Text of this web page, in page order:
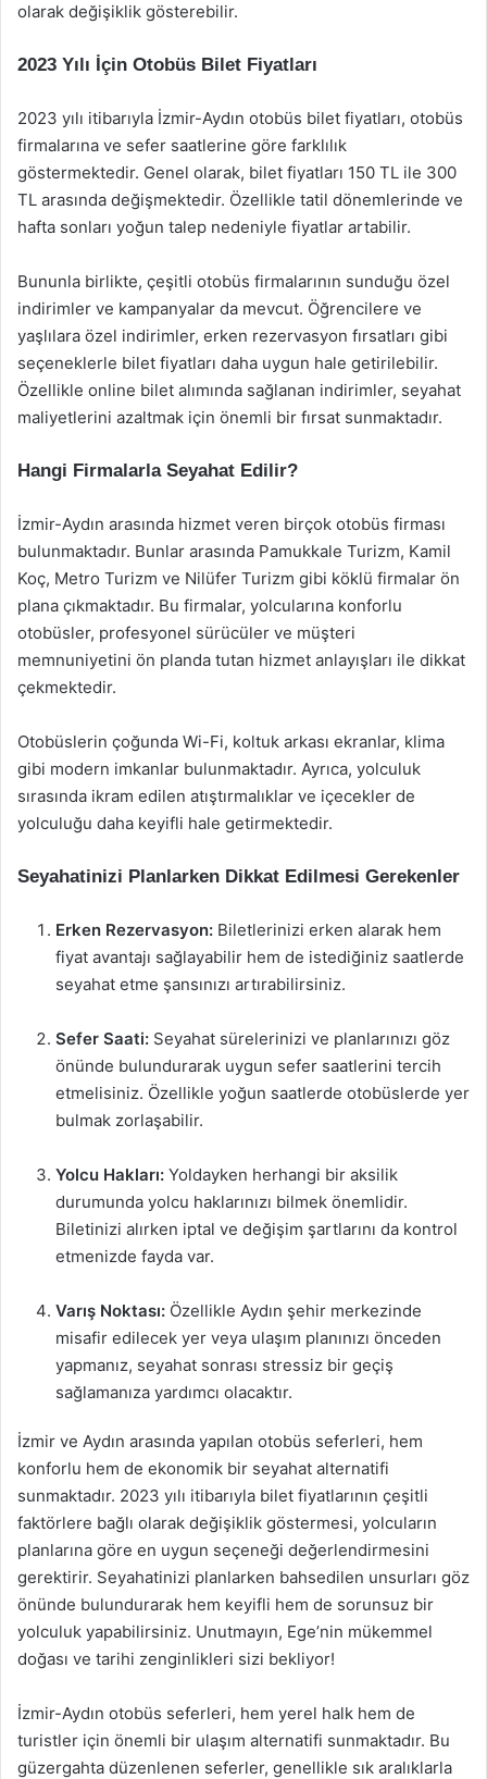
olarak değişiklik gösterebilir.
2023 Yılı İçin Otobüs Bilet Fiyatları
2023 yılı itibarıyla İzmir-Aydın otobüs bilet fiyatları, otobüs
firmalarına ve sefer saatlerine göre farklılık
göstermektedir. Genel olarak, bilet fiyatları 150 TL ile 300
TL arasında değişmektedir. Özellikle tatil dönemlerinde ve
hafta sonları yoğun talep nedeniyle fiyatlar artabilir.
Bununla birlikte, çeşitli otobüs firmalarının sunduğu özel
indirimler ve kampanyalar da mevcut. Öğrencilere ve
yaşlılara özel indirimler, erken rezervasyon fırsatları gibi
seçeneklerle bilet fiyatları daha uygun hale getirilebilir.
Özellikle online bilet alımında sağlanan indirimler, seyahat
maliyetlerini azaltmak için önemli bir fırsat sunmaktadır.
Hangi Firmalarla Seyahat Edilir?
İzmir-Aydın arasında hizmet veren birçok otobüs firması
bulunmaktadır. Bunlar arasında Pamukkale Turizm, Kamil
Koç, Metro Turizm ve Nilüfer Turizm gibi köklü firmalar ön
plana çıkmaktadır. Bu firmalar, yolcularına konforlu
otobüsler, profesyonel sürücüler ve müşteri
memnuniyetini ön planda tutan hizmet anlayışları ile dikkat
çekmektedir.
Otobüslerin çoğunda Wi-Fi, koltuk arkası ekranlar, klima
gibi modern imkanlar bulunmaktadır. Ayrıca, yolculuk
sırasında ikram edilen atıştırmalıklar ve içecekler de
yolculuğu daha keyifli hale getirmektedir.
Seyahatinizi Planlarken Dikkat Edilmesi Gerekenler
Erken Rezervasyon: Biletlerinizi erken alarak hem
fiyat avantajı sağlayabilir hem de istediğiniz saatlerde
seyahat etme şansınızı artırabilirsiniz.
Sefer Saati: Seyahat sürelerinizi ve planlarınızı göz
önünde bulundurarak uygun sefer saatlerini tercih
etmelisiniz. Özellikle yoğun saatlerde otobüslerde yer
bulmak zorlaşabilir.
Yolcu Hakları: Yoldayken herhangi bir aksilik
durumunda yolcu haklarınızı bilmek önemlidir.
Biletinizi alırken iptal ve değişim şartlarını da kontrol
etmenizde fayda var.
Varış Noktası: Özellikle Aydın şehir merkezinde
misafir edilecek yer veya ulaşım planınızı önceden
yapmanız, seyahat sonrası stressiz bir geçiş
sağlamanıza yardımcı olacaktır.
İzmir ve Aydın arasında yapılan otobüs seferleri, hem
konforlu hem de ekonomik bir seyahat alternatifi
sunmaktadır. 2023 yılı itibarıyla bilet fiyatlarının çeşitli
faktörlere bağlı olarak değişiklik göstermesi, yolcuların
planlarına göre en uygun seçeneği değerlendirmesini
gerektirir. Seyahatinizi planlarken bahsedilen unsurları göz
önünde bulundurarak hem keyifli hem de sorunsuz bir
yolculuk yapabilirsiniz. Unutmayın, Ege’nin mükemmel
doğası ve tarihi zenginlikleri sizi bekliyor!
İzmir-Aydın otobüs seferleri, hem yerel halk hem de
turistler için önemli bir ulaşım alternatifi sunmaktadır. Bu
güzergahta düzenlenen seferler, genellikle sık aralıklarla